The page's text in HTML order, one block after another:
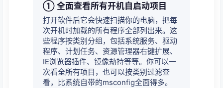
① 全面查看所有开机自启动项目
打开软件后它会快速扫描你的电脑，把每
次开机时加载的所有程序全部列出来。这
些程序按类别分组，包括系统服务、驱动
程序、计划任务、资源管理器右键扩展、
IE浏览器插件、镜像劫持等等。你可以一
次看全所有项目，也可以按类别过滤查
看，比系统自带的msconfig全面得多。